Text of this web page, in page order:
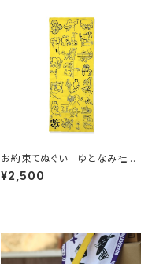
お約束てぬぐい ゆとなみ社コ
ラボ イエロー
¥2,500